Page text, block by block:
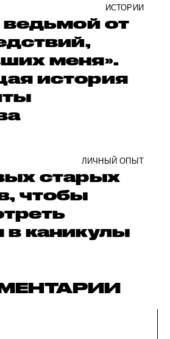
ИСТОРИИ
ведьмой от
меня».
история
ЛИЧНЫЙ ОПЫТ
старых
чтобы
в каникулы